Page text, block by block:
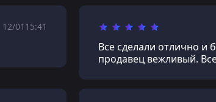
12/01 15:41
Все сделали отлично и
продавец вежливый.